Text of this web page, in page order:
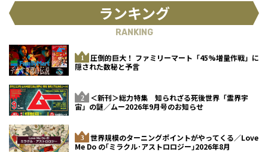
ランキング
RANKING
圧倒的巨大！ ファミリーマート「45%増量作戦」に
隠された数秘と予言
＜新刊＞総力特集 知られざる死後世界「霊界宇
宙」の謎／ムー2026年9月号のお知らせ
世界規模のターニングポイントがやってくる／Love
Me Do の｢ミラクル･アストロロジー｣2026年8月